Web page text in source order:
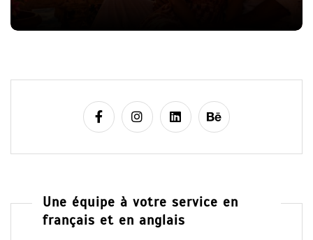
Une équipe à votre service en
français et en anglais